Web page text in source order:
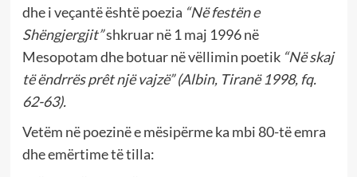
dhe i veçantë është poezia “Në festën e
Shëngjergjit”shkruar në 1 maj 1996 në
Mesopotam dhe botuar në vëllimin poetik “Në skaj
të ëndrrës prêt një vajzë” (Albin, Tiranë 1998, fq.
62-63).
Vetëm në poezinë e mësipërme ka mbi 80-të emra
dhe emërtime të tilla: